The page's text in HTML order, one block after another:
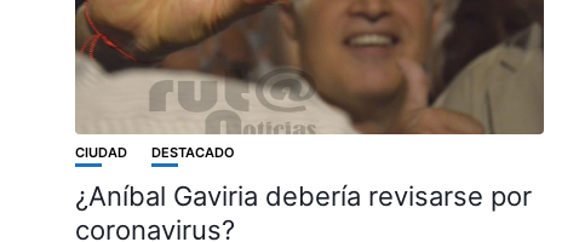
CIUDAD DESTACADO
¿Aníbal Gaviria debería revisarse por
coronavirus?